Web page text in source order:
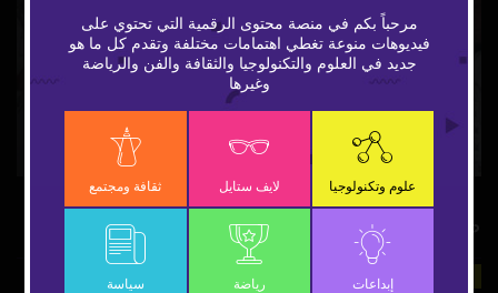
Play
Videoظاهرة فلكية في كنيسة مصرية
علوم وتكنولوجيا
مرحباً بكم في منصة محتوى الرقمية التي تحتوي على
فيديوهات منوعة تغطي اهتمامات مختلفة وتقدم كل ما هو
جديد في العلوم والتكنولوجيا والثقافة والفن والرياضة
وغيرها
علوم وتكنولوجيا لايف ستايل ثقافة ومجتمع
إبداعات رياضة سياسة